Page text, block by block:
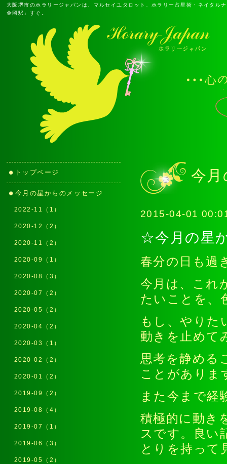
大阪堺市のホラリージャパンは、マルセイユタロット、ホラリー占星術・ネイタ
金岡駅」すぐ。
今
2015-04-01
☆今月の星
春分の日も過
今月は、これ
たいことを、
もし、やりた
動きを止めて
思考を静める
ことがありま
また今まで経
積極的に動き
スです。良い
とりを持って
トップページ
今月の星からのメッセージ
2022-11（1）
2020-12（2）
2020-11（2）
2020-09（1）
2020-08（3）
2020-07（2）
2020-05（2）
2020-04（2）
2020-03（1）
2020-02（2）
2020-01（2）
2019-09（2）
2019-08（4）
2019-07（1）
2019-06（3）
2019-05（2）